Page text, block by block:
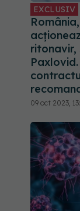
EXCLUSIV
ritonavir,
09 oct 2023,